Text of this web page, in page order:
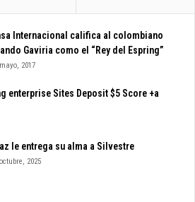
Internacional califica al colombiano
Gaviria como el “Rey del Espring”
2017
enterprise Sites Deposit $5 Score +a
le entrega su alma a Silvestre
2025